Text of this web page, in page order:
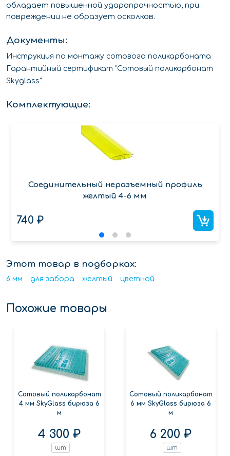
обладает повышенной ударопрочностью, при
повреждении не образует осколков.
Документы:
Инструкция по монтажу сотового поликарбоната
Гарантийный сертификат "Сотовый поликарбонат
Skyglass"
Комплектующие:
Соединительный неразъемный профиль
желтый 4-6 мм
740 ₽
Этот товар в подборках:
6 мм для забора желтый цветной
Похожие товары
Сотовый поликарбонат
4 мм SkyGlass бирюза 6
м
4 300 ₽
шт
Сотовый поликарбонат
6 мм SkyGlass бирюза 6
м
6 200 ₽
шт